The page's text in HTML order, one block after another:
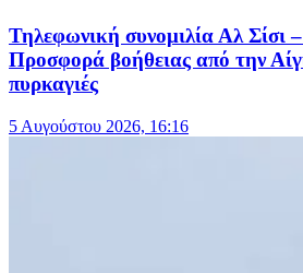
Τηλεφωνική συνομιλία Αλ
Προσφορά βοήθειας από την
πυρκαγιές
5 Αυγούστου 2026, 16:16